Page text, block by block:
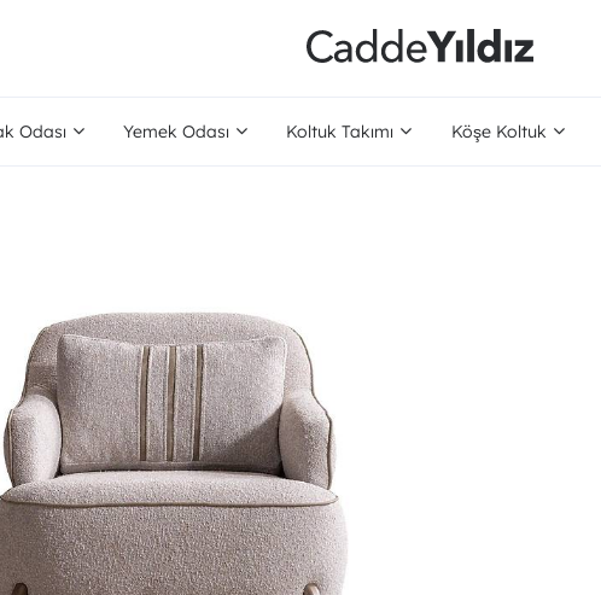
Odası Yemek Odası Koltuk Takımı Köşe Koltuk